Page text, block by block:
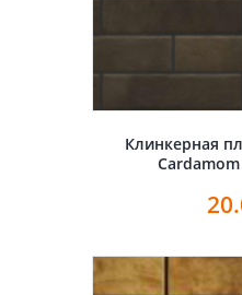
Клинкерная